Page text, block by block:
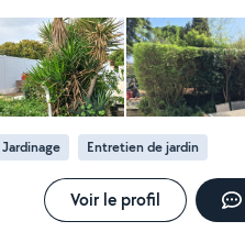
Jardinage Entretien de jardin
Voir le profil